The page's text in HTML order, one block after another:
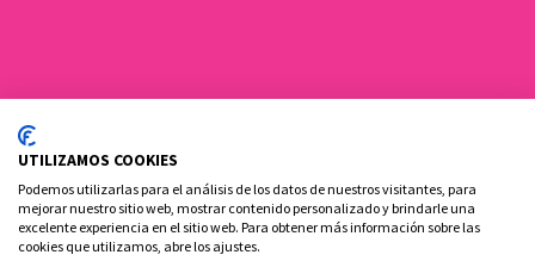
UTILIZAMOS COOKIES
Podemos utilizarlas para el análisis de los datos de nuestros visitantes, para
mejorar nuestro sitio web, mostrar contenido personalizado y brindarle una
excelente experiencia en el sitio web. Para obtener más información sobre las
cookies que utilizamos, abre los ajustes.